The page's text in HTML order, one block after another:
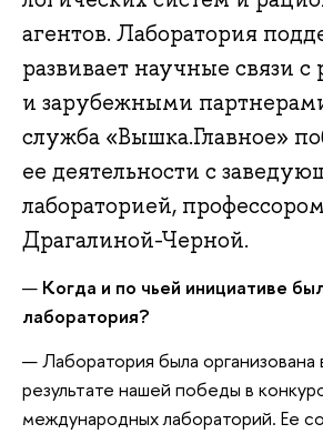
агентов. Лаборатория
развивает научные связи
и зарубежными
служба «Вышка.Главное»
ее деятельности с
лабораторией,
Драгалиной-Черной.
— Когда и по чьей инициативе
лаборатория?
— Лаборатория была организована
результате нашей победы в
международных лабораторий. Ее